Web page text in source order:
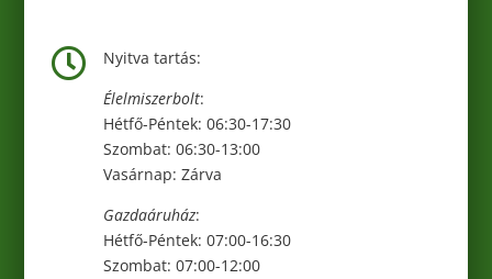

Nyitva tartás:
Élelmiszerbolt:
Hétfő-Péntek: 06:30-17:30
Szombat: 06:30-13:00
Vasárnap: Zárva
Gazdaáruház:
Hétfő-Péntek: 07:00-16:30
Szombat: 07:00-12:00